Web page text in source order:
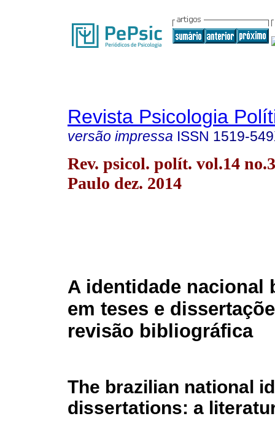
Revista Psicologia
versão impressa ISSN 1519-
Rev. psicol. polít. vol.14
Paulo dez. 2014
A identidade nacional
em teses e
revisão bibliográfica
The brazilian national
dissertations: a